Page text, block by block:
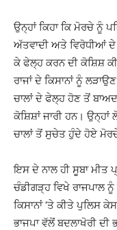
ਉਨ੍ਹਾਂ ਕਿਹਾ ਕਿ ਮੋਰਚੇ ਨੂੰ
ਅੱਤਵਾਦੀ ਅਤੇ ਵਿਰੋਧੀਆਂ
ਕੇ ਫੇਲ੍ਹ ਕਰਨ ਦੀ ਕੋਸ਼ਿਸ਼
ਰਾਜਾਂ ਦੇ ਕਿਸਾਨਾਂ ਨੂੰ
ਚਾਲਾਂ ਦੇ ਫੇਲ੍ਹ ਹੋਣ ਤੋਂ
ਕੋਸ਼ਿਸ਼ਾਂ ਜਾਰੀ ਹਨ।
ਚਾਲਾਂ ਤੋਂ ਸੁਚੇਤ ਹੁੰਦੇ ਹੋਏ
ਇਸ ਦੇ ਨਾਲ ਹੀ ਸੂਬਾ ਮੀਤ
ਚੰਡੀਗੜ੍ਹ ਵਿਖੇ ਰਾਜਪਾਲ
ਕਿਸਾਨਾਂ ‘ਤੇ ਕੀਤੇ ਪੁਲਿਸ
ਭਾਜਪਾ ਵੱਲੋਂ ਬਦਲਾਖੋਰੀ ਦੀ